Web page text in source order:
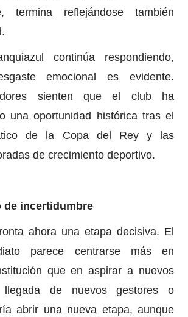
termina reflejándose también
continúa respondiendo,
emocional es evidente.
sienten que el club ha
una oportunidad histórica tras el
de la Copa del Rey y las
de crecimiento deportivo.
de incertidumbre
ahora una etapa decisiva. El
parece centrarse más en
que en aspirar a nuevos
llegada de nuevos gestores o
abrir una nueva etapa, aunque